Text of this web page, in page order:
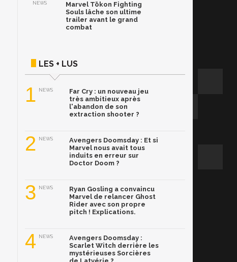
NEWS
Marvel Tōkon Fighting
Souls lâche son ultime
trailer avant le grand
combat
LES + LUS
1 NEWS
Far Cry : un nouveau jeu
très ambitieux après
l'abandon de son
extraction shooter ?
2 NEWS
Avengers Doomsday : Et si
Marvel nous avait tous
induits en erreur sur
Doctor Doom ?
3 NEWS
Ryan Gosling a convaincu
Marvel de relancer Ghost
Rider avec son propre
pitch ! Explications.
4 NEWS
Avengers Doomsday :
Scarlet Witch derrière les
mystérieuses Sorcières